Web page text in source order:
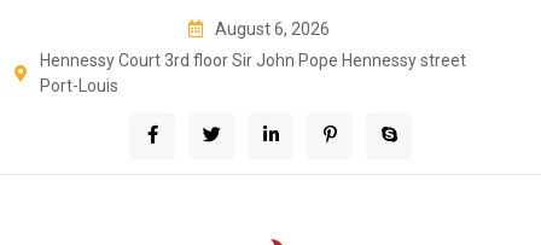
content
August 6, 2026
Hennessy Court 3rd floor Sir John Pope Hennessy street
Port-Louis